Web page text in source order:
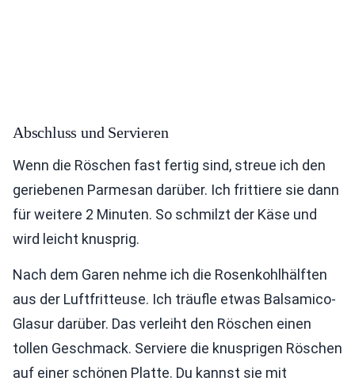
Abschluss und Servieren
Wenn die Röschen fast fertig sind, streue ich den
geriebenen Parmesan darüber. Ich frittiere sie dann
für weitere 2 Minuten. So schmilzt der Käse und
wird leicht knusprig.
Nach dem Garen nehme ich die Rosenkohlhälften
aus der Luftfritteuse. Ich träufle etwas Balsamico-
Glasur darüber. Das verleiht den Röschen einen
tollen Geschmack. Serviere die knusprigen Röschen
auf einer schönen Platte. Du kannst sie mit